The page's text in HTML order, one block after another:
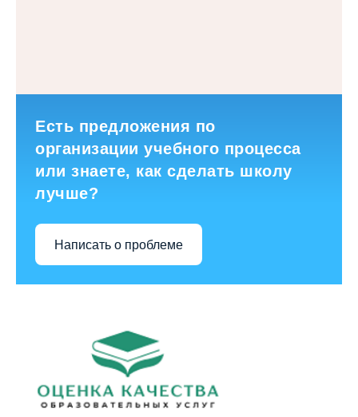
Есть предложения по
организации учебного процесса
или знаете, как сделать школу
лучше?
Написать о проблеме